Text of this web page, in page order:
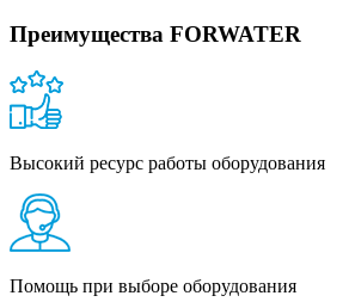
Преимущества FORWATER
Высокий ресурс работы оборудования
Помощь при выборе оборудования